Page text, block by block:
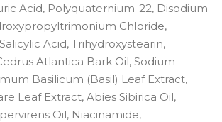
Acid, Polyquaternium-22, Disodium
Chloride,
Acid, Trihydroxystearin,
Atlantica Bark Oil, Sodium
Basilicum (Basil) Leaf Extract,
Leaf Extract, Abies Sibirica Oil,
Oil, Niacinamide,